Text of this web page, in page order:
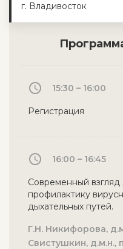
г. Владивосток
15:30 – 16:00
Регистрация
16:00 – 16:45
Современный
профилактику
дыхательных путей.
Г.Н. Никифорова,
Свистушкин, д.м.н.,